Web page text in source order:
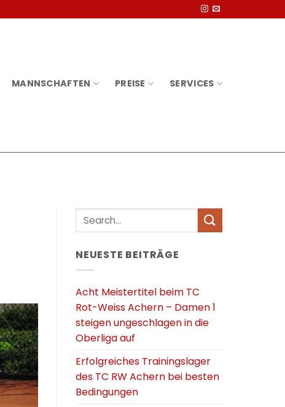
MANNSCHAFTEN PREISE SERVICES
NEUESTE BEITRÄGE
Acht Meistertitel beim TC
Rot-Weiss Achern – Damen 1
steigen ungeschlagen in die
Oberliga auf
Erfolgreiches Trainingslager
des TC RW Achern bei besten
Bedingungen